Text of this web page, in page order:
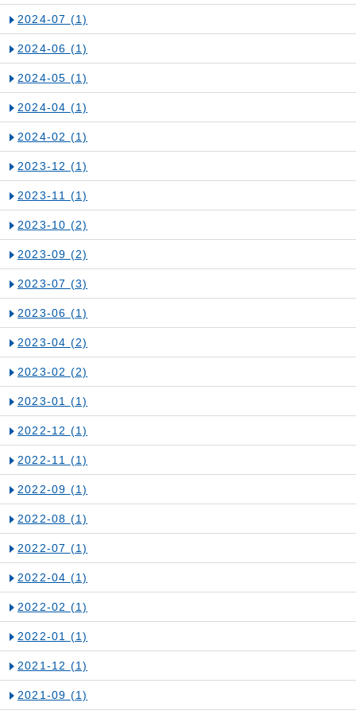
2024-07 (1)
2024-06 (1)
2024-05 (1)
2024-04 (1)
2024-02 (1)
2023-12 (1)
2023-11 (1)
2023-10 (2)
2023-09 (2)
2023-07 (3)
2023-06 (1)
2023-04 (2)
2023-02 (2)
2023-01 (1)
2022-12 (1)
2022-11 (1)
2022-09 (1)
2022-08 (1)
2022-07 (1)
2022-04 (1)
2022-02 (1)
2022-01 (1)
2021-12 (1)
2021-09 (1)